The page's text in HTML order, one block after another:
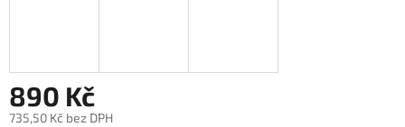
890 Kč
735,50 Kč bez DPH